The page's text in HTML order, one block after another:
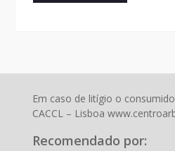
Em caso de litígio o
CACCL – Lisboa
Recomendado por: